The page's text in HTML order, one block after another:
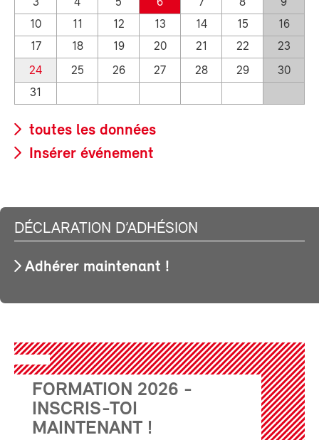
3
4 5 6 7 8
9
10
11 12 13 14 15
16
17
18 19 20 21 22
23
24
25 26 27 28 29
30
31
toutes les données
Insérer événement
DÉCLARATION D’ADHÉSION
Adhérer maintenant !
FORMATION 2026 -
INSCRIS-TOI
MAINTENANT !